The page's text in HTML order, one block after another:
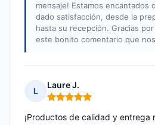
mensaje! Estamos encantados
dado satisfacción, desde la
hasta su recepción. Gracias
este bonito comentario que
L
Laure J.
Nota: 5 de 5
¡Productos de calidad y entrega